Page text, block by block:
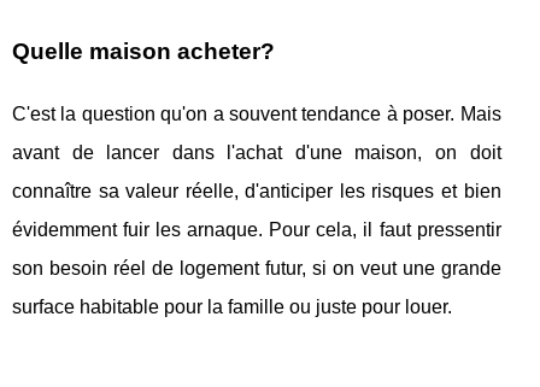
Quelle maison acheter?
C'est la question qu'on a souvent tendance à poser. Mais
avant de lancer dans l'achat d'une maison, on doit
connaître sa valeur réelle, d'anticiper les risques et bien
évidemment fuir les arnaque. Pour cela, il faut pressentir
son besoin réel de logement futur, si on veut une grande
surface habitable pour la famille ou juste pour louer.